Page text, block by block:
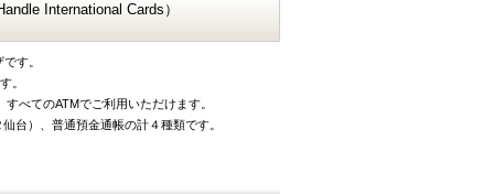
International Cards）
す。
。
べてのATMでご利用いただけます。
台）、普通預金通帳の計４種類です。